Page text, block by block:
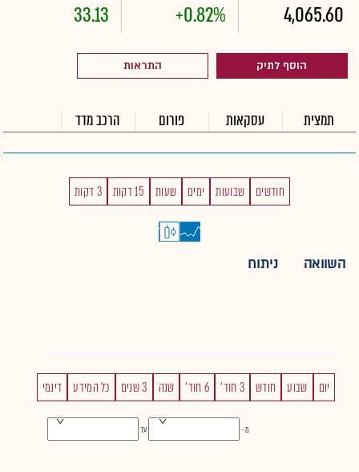
4,065.60
+0.82%
33.13
הוסף לתיק התראות
תמצית עסקאות פורום הרכב מדד
חודשים שבועות ימים שעות 15 דקות 3 דקות
השוואה ניתוח
יום שבוע חודש 3 חוד' 6 חוד' שנה 3 שנים כל המידע דינמי
מ - עד